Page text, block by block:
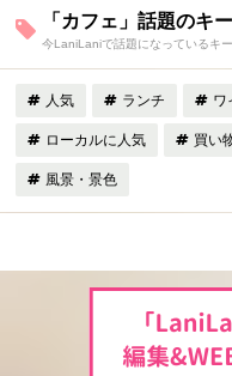
「カフェ」話題のキ
今LaniLaniで話題になっているキ
人気 ランチ ワ
ローカルに人気 買い
風景・景色